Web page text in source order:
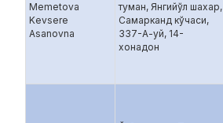
Memetova
Kevsere
Asanovna
туман, Янгийўл шахар,
Самарканд кўчаси,
337-А-уй, 14-
хонадон